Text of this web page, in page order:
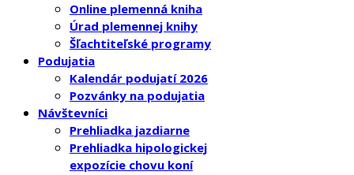
Online plemenná kniha
Úrad plemennej knihy
Šľachtiteľské programy
Podujatia
Kalendár podujatí 2026
Pozvánky na podujatia
Návštevníci
Prehliadka jazdiarne
Prehliadka hipologickej
expozície chovu koní